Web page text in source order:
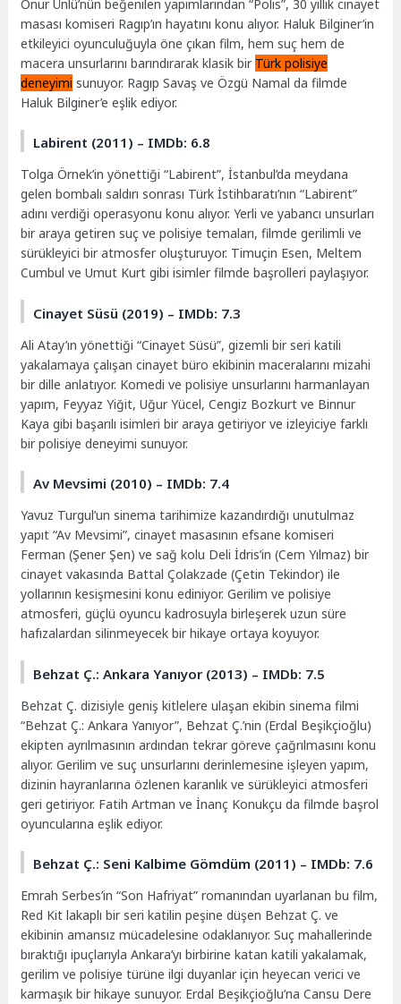
Onur Ünlü’nün beğenilen yapımlarından “Polis”, 30 yıllık cinayet
masası komiseri Ragıp’ın hayatını konu alıyor. Haluk Bilginer’in
etkileyici oyunculuğuyla öne çıkan film, hem suç hem de
macera unsurlarını barındırarak klasik bir Türk polisiye
deneyimi sunuyor. Ragıp Savaş ve Özgü Namal da filmde
Haluk Bilginer’e eşlik ediyor.
Labirent (2011) – IMDb: 6.8
Tolga Örnek’in yönettiği “Labirent”, İstanbul’da meydana
gelen bombalı saldırı sonrası Türk İstihbaratı’nın “Labirent”
adını verdiği operasyonu konu alıyor. Yerli ve yabancı unsurları
bir araya getiren suç ve polisiye temaları, filmde gerilimli ve
sürükleyici bir atmosfer oluşturuyor. Timuçin Esen, Meltem
Cumbul ve Umut Kurt gibi isimler filmde başrolleri paylaşıyor.
Cinayet Süsü (2019) – IMDb: 7.3
Ali Atay’ın yönettiği “Cinayet Süsü”, gizemli bir seri katili
yakalamaya çalışan cinayet büro ekibinin maceralarını mizahi
bir dille anlatıyor. Komedi ve polisiye unsurlarını harmanlayan
yapım, Feyyaz Yiğit, Uğur Yücel, Cengiz Bozkurt ve Binnur
Kaya gibi başarılı isimleri bir araya getiriyor ve izleyiciye farklı
bir polisiye deneyimi sunuyor.
Av Mevsimi (2010) – IMDb: 7.4
Yavuz Turgul’un sinema tarihimize kazandırdığı unutulmaz
yapıt “Av Mevsimi”, cinayet masasının efsane komiseri
Ferman (Şener Şen) ve sağ kolu Deli İdris’in (Cem Yılmaz) bir
cinayet vakasında Battal Çolakzade (Çetin Tekindor) ile
yollarının kesişmesini konu ediniyor. Gerilim ve polisiye
atmosferi, güçlü oyuncu kadrosuyla birleşerek uzun süre
hafızalardan silinmeyecek bir hikaye ortaya koyuyor.
Behzat Ç.: Ankara Yanıyor (2013) – IMDb: 7.5
Behzat Ç. dizisiyle geniş kitlelere ulaşan ekibin sinema filmi
“Behzat Ç.: Ankara Yanıyor”, Behzat Ç.’nin (Erdal Beşikçioğlu)
ekipten ayrılmasının ardından tekrar göreve çağrılmasını konu
alıyor. Gerilim ve suç unsurlarını derinlemesine işleyen yapım,
dizinin hayranlarına özlenen karanlık ve sürükleyici atmosferi
geri getiriyor. Fatih Artman ve İnanç Konukçu da filmde başrol
oyuncularına eşlik ediyor.
Behzat Ç.: Seni Kalbime Gömdüm (2011) – IMDb: 7.6
Emrah Serbes’in “Son Hafriyat” romanından uyarlanan bu film,
Red Kit lakaplı bir seri katilin peşine düşen Behzat Ç. ve
ekibinin amansız mücadelesine odaklanıyor. Suç mahallerinde
bıraktığı ipuçlarıyla Ankara’yı birbirine katan katili yakalamak,
gerilim ve polisiye türüne ilgi duyanlar için heyecan verici ve
karmaşık bir hikaye sunuyor. Erdal Beşikçioğlu’na Cansu Dere